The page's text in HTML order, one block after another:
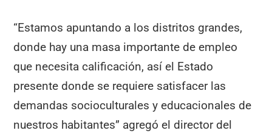
“Estamos apuntando a los distritos grandes,
donde hay una masa importante de empleo
que necesita calificación, así el Estado
presente donde se requiere satisfacer las
demandas socioculturales y educacionales de
nuestros habitantes” agregó el director del